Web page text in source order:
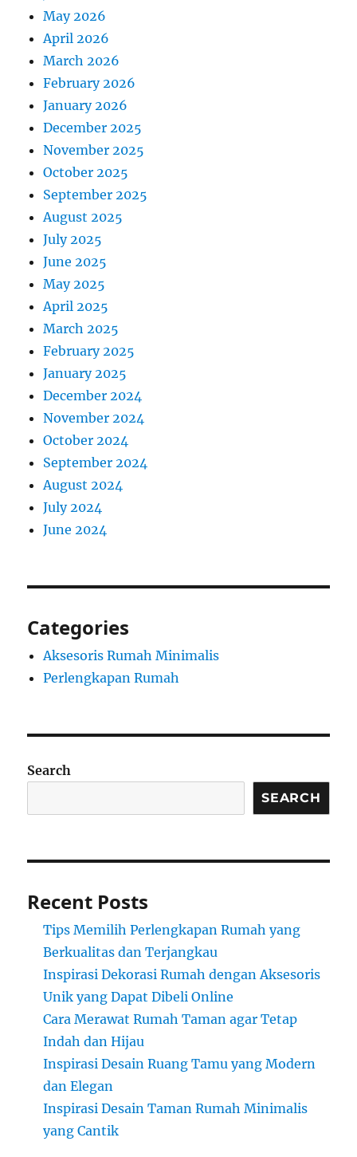
May 2026
April 2026
March 2026
February 2026
January 2026
December 2025
November 2025
October 2025
September 2025
August 2025
July 2025
June 2025
May 2025
April 2025
March 2025
February 2025
January 2025
December 2024
November 2024
October 2024
September 2024
August 2024
July 2024
June 2024
Categories
Aksesoris Rumah Minimalis
Perlengkapan Rumah
Search
SEARCH
Recent Posts
Tips Memilih Perlengkapan Rumah yang
Berkualitas dan Terjangkau
Inspirasi Dekorasi Rumah dengan Aksesoris
Unik yang Dapat Dibeli Online
Cara Merawat Rumah Taman agar Tetap
Indah dan Hijau
Inspirasi Desain Ruang Tamu yang Modern
dan Elegan
Inspirasi Desain Taman Rumah Minimalis
yang Cantik